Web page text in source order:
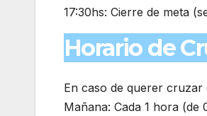
17:30hs: Cierre de meta
Horario de
En caso de querer
Mañana: Cada 1 hora (de